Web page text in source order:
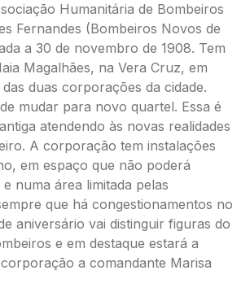
Humanitária de Bombeiros
Fernandes (Bombeiros Novos de
a 30 de novembro de 1908. Tem
Magalhães, na Vera Cruz, em
duas corporações da cidade.
mudar para novo quartel. Essa é
atendendo às novas realidades
A corporação tem instalações
em espaço que não poderá
numa área limitada pelas
que há congestionamentos no
aniversário vai distinguir figuras do
e em destaque estará a
a comandante Marisa